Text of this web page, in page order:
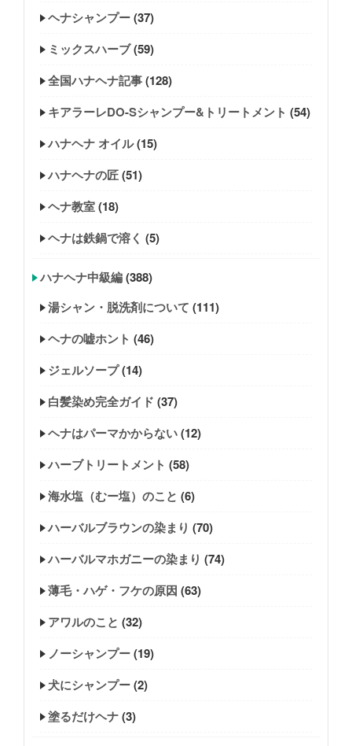
ヘナシャンプー(37)
ミックスハーブ(59)
全国ハナヘナ記事(128)
キアラーレDO-Sシャンプー&トリートメント (54)
ハナヘナ オイル(15)
ハナヘナの匠(51)
ヘナ教室(18)
ヘナは鉄鍋で溶く (5)
ハナヘナ中級編(388)
湯シャン・脱洗剤について (111)
ヘナの嘘ホント (46)
ジェルソープ(14)
白髪染め完全ガイド (37)
ヘナはパーマかからない(12)
ハーブトリートメント (58)
海水塩（むー塩）のこと (6)
ハーバルブラウンの染まり (70)
ハーバルマホガニーの染まり (74)
薄毛・ハゲ・フケの原因 (63)
アワルのこと (32)
ノーシャンプー(19)
犬にシャンプー(2)
塗るだけヘナ(3)